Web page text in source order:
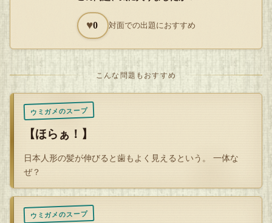
♥0 対面での出題におすすめ
こんな問題もおすすめ
ウミガメのスープ
【ほらぁ！】
日本人形の髪が伸びると歯もよく見えるという。 一体な
ぜ？
ウミガメのスープ